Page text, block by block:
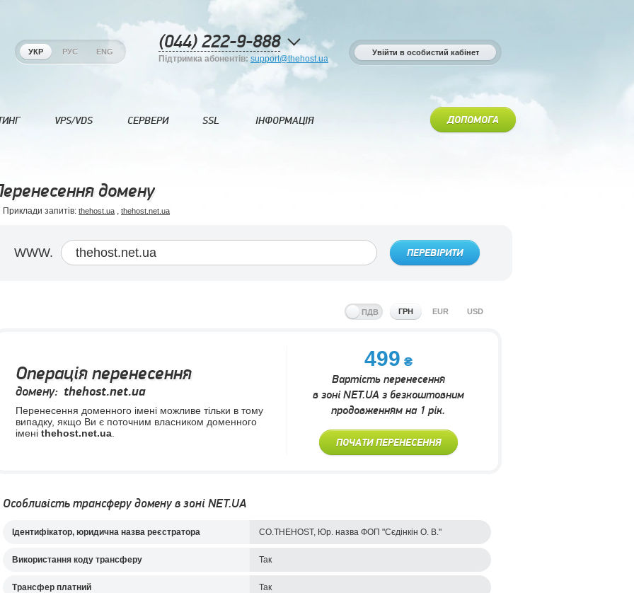
УКР РУС ENG (044) 222-9-888
Підтримка абонентів: support@thehost.ua
Увійти в особистий кабінет
VPS/VDS СЕРВЕРИ SSL ІНФОРМАЦІЯ ДОПОМОГА
домену
Приклади запитів: thehost.ua , thehost.net.ua
WWW. ПЕРЕВІРИТИ
ГРН EUR USD
Операція перенесення
домену: thehost.net.ua
Перенесення доменного імені можливе тільки в тому
випадку, якщо Ви є поточним власником доменного
імені thehost.net.ua
499
Вартість перенесення
в зоні NET.UA з безкоштовним
продовженням на 1 рік.
ПОЧАТИ ПЕРЕНЕСЕННЯ
Особливість трансферу домену в зоні NET.UA
Ідентифікатор, юридична назва реєстратора CO.THEHOST, Юр. назва ФОП "Сєдінкін О. В."
Використання коду трансферу Так
Трансфер платний Так